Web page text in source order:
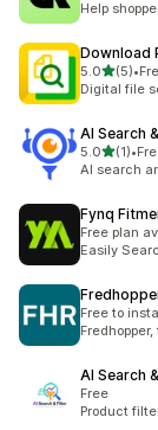
Help
Download
5.0เต็ม 5 ดาว
(5)
ทั้งหมด 5 รีวิว
•
Digital file
AI Search
5.0เต็ม 5 ดาว
(1)
ทั้งหมด 1 รีวิว
•
AI search
Fynq
Free plan
Easily
Free to
AI Search
Free
Product